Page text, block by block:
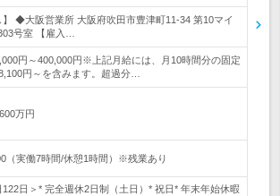
】 ◆大阪営業所 大阪府吹田市豊津町11-34 第10マイ
号室 【雇入…
円～400,000円※上記月給には、月10時間分の固定
円～を含みます。超過分…
万円
（実働7時間/休憩1時間）※残業あり
122日＞* 完全週休2日制（土日）* 祝日* 年末年始休暇